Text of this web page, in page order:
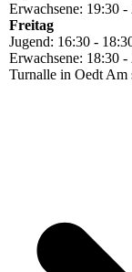
Erwachsene: 19:30 -
Freitag
Jugend: 16:30 -
Erwachsene: 18:30 -
Turnalle in Oedt Am